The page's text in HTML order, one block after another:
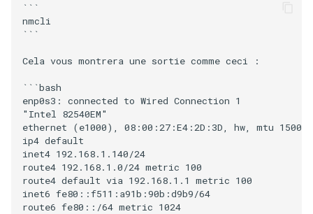
```
nmcli
```
Cela vous montrera une sortie comme ceci :
```bash
enp0s3: connected to Wired Connection 1
"Intel 82540EM"
ethernet (e1000), 08:00:27:E4:2D:3D, hw, mtu 1500
ip4 default
inet4 192.168.1.140/24
route4 192.168.1.0/24 metric 100
route4 default via 192.168.1.1 metric 100
inet6 fe80::f511:a91b:90b:d9b9/64
route6 fe80::/64 metric 1024